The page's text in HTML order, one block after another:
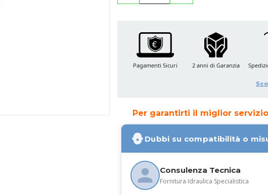
Per garantirti il miglior
Dubbi su compatibilità o
Consulenza Tecnica
Fornitura Idraulica Specialistica
Pagamenti Sicuri 2 anni di Garanzia